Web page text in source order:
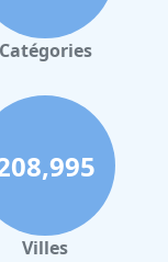
Catégories
Villes